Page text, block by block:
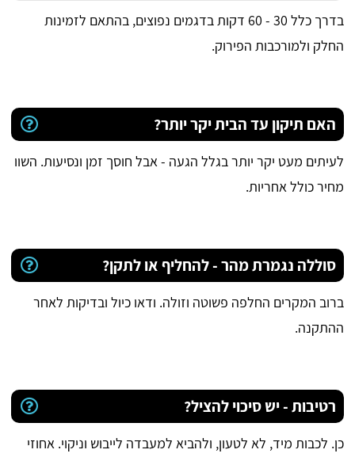
בדרך כלל 30 - 60 דקות בדגמים נפוצים, בהתאם לזמינות
החלק ולמורכבות הפירוק.
האם תיקון עד הבית יקר יותר?
לעיתים מעט יקר יותר בגלל הגעה - אבל חוסך זמן ונסיעות. השוו
מחיר כולל אחריות.
סוללה נגמרת מהר - להחליף או לתקן?
ברוב המקרים החלפה פשוטה וזולה. ודאו כיול ובדיקות לאחר
ההתקנה.
רטיבות - יש סיכוי להציל?
כן. לכבות מיד, לא לטעון, ולהביא למעבדה לייבוש וניקוי. אחוזי